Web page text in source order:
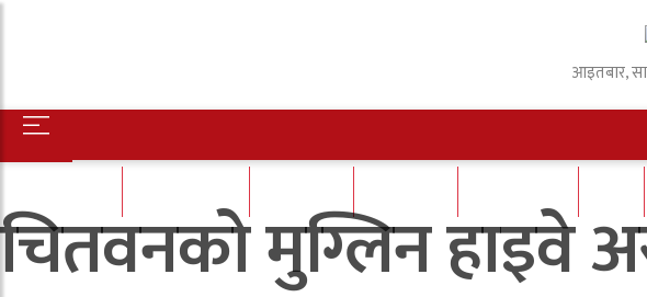
आइतबार,
चितवनको मुग्लिन हाइवे